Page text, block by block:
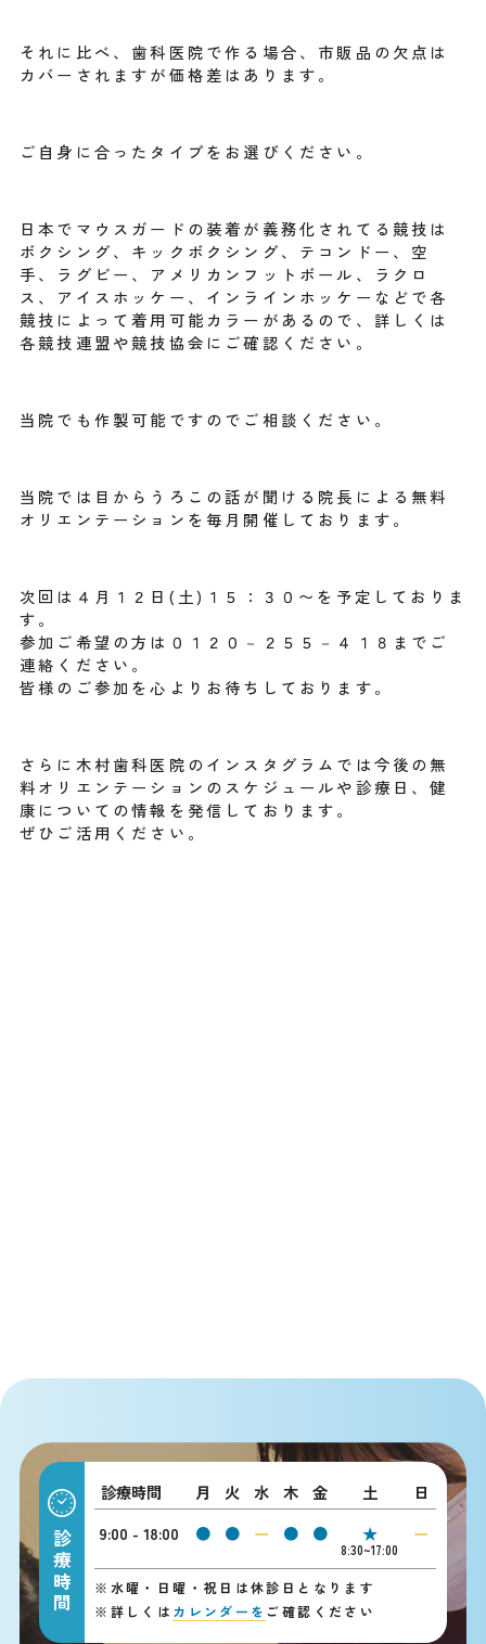
それに比べ、歯科医院で作る場合、市販品の欠点は
カバーされますが価格差はあります。
ご自身に合ったタイプをお選びください。
日本でマウスガードの装着が義務化されてる競技は
ボクシング、キックボクシング、テコンドー、空
手、ラグビー、アメリカンフットボール、ラクロ
ス、アイスホッケー、インラインホッケーなどで各
競技によって着用可能カラーがあるので、詳しくは
各競技連盟や競技協会にご確認ください。
当院でも作製可能ですのでご相談ください。
当院では目からうろこの話が聞ける院長による無料
オリエンテーションを毎月開催しております。
次回は４月１２日(土)１５：３０〜を予定しておりま
す。
参加ご希望の方は０１２０－２５５－４１８までご
連絡ください。
皆様のご参加を心よりお待ちしております。
さらに木村歯科医院のインスタグラムでは今後の無
料オリエンテーションのスケジュールや診療日、健
康についての情報を発信しております。
ぜひご活用ください。
診療時間
診療時間 月 火 水 木 金 土
日
9:00 - 18:00
● ● ー ● ● ★
8:30~17:00
ー
※ 水曜・日曜・祝日は休診日となります
※ 詳しくは カレンダーを ご確認ください